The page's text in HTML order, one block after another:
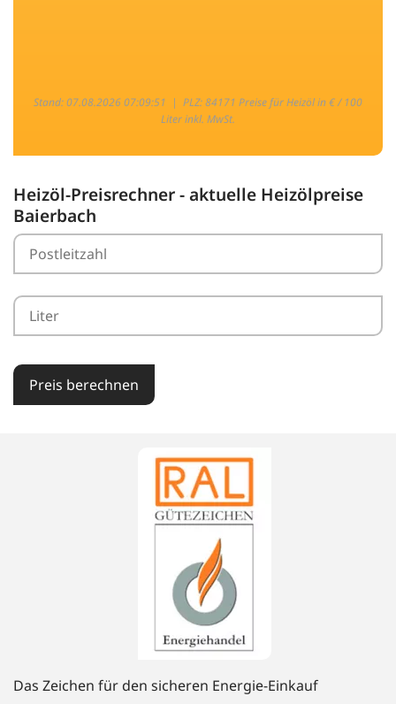
Stand: 07.08.2026 07:09:51 | PLZ: 84171 Preise für Heizöl in € / 100
Liter inkl. MwSt.
Heizöl-Preisrechner - aktuelle Heizölpreise
Baierbach
Preis berechnen
Das Zeichen für den sicheren Energie-Einkauf